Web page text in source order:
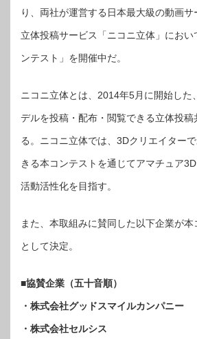
の
作
動
を
コ
体
モ
リ
ン
コ
ン
ト」
は
り、両社が運営する日本最大級の動画
立体投稿サービス「ニコニ立体」におい
ンテスト」を開催中だ。
ニコニ立体とは、2014年5月に開始した
デルを投稿・配布・閲覧できる立体投稿
る。ニコニ立体では、3Dクリエイター
きる本コンテストを通じてアマチュア
活動活性化を目指す。
また、本取組みに賛同した以下企業が
として決定。
■協賛企業（五十音順）
・株式会社グッドスマイルカンパニー
・株式会社セルシス